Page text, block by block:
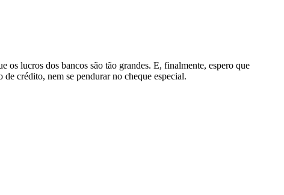
lucros dos bancos são tão grandes. E, finalmente, espero que
crédito, nem se pendurar no cheque especial.